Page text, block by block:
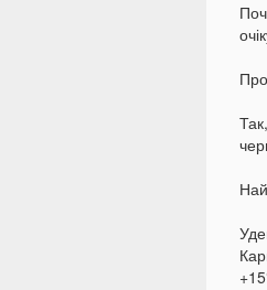
Так,